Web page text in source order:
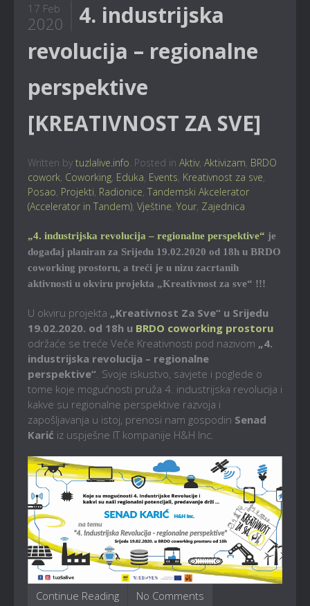
17 Feb
2020
4. industrijska
revolucija – regionalne
perspektive
[KREATIVNOST ZA SVE]
Written by tuzlalive.info. Posted in Aktiv, Aktivizam, BRDO
cowork, Coworking, Eduka, Events, Kreativnost za sve,
Posao, Projekti, Radionice, Tandemski Akcelerator
(Accelerator in Tandem), Vještine, Your, Zajednica
„4. industrijska revolucija – regionalne perspektive“ je
događaj planiran za Srijedu 19.02.2020 od 18h u BRDO
coworking prostoru, a treći je u nizu zacrtanih
aktivnosti u okviru projekta „Kreativnost za sve“ !!!
U okviru projekta „Kreativnost Za Sve“ u Srijedu
19.02.2020. od 18h u BRDO coworking prostoru
održaće se treće Veče Kreativnosti pod nazivom „4.
industrijska revolucija – regionalne
perspektive“. Svoje iskustvo, savjete i poglede o
tome koje mogućnosti pruža 4. industrijska revolucija i
kakve su regionalne perspektive razvoja i
zapošljavanja u istoj, prenosi nam gospodin Senad
Karić iz uspješne IT kompanije H&H Inc.
Continue Reading No Comments